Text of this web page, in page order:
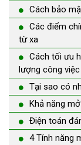
Cách bảo
Các điểm
từ xa
Cách tối ưu
lượng công việc
Tại sao có
Khả năng
Điện toán
4 Tính năng